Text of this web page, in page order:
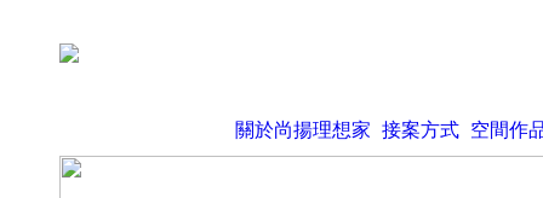
關於尚揚理想家 接案方式 空間作